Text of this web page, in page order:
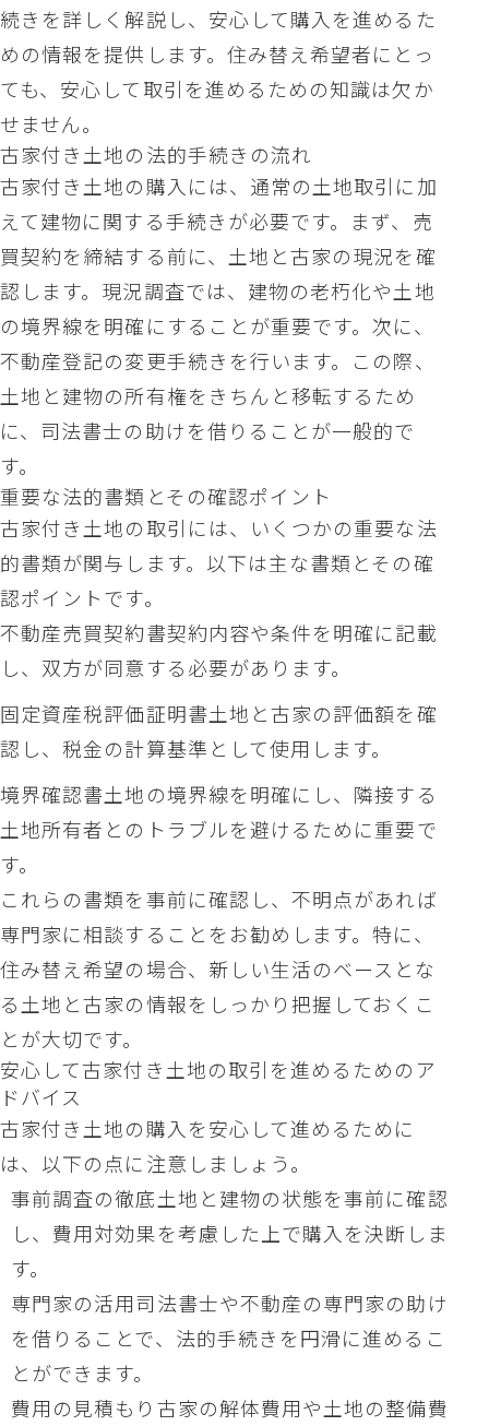
続きを詳しく解説し、安心して購入を進めるた
めの情報を提供します。住み替え希望者にとっ
ても、安心して取引を進めるための知識は欠か
せません。
古家付き土地の法的手続きの流れ
古家付き土地の購入には、通常の土地取引に加
えて建物に関する手続きが必要です。まず、売
買契約を締結する前に、土地と古家の現況を確
認します。現況調査では、建物の老朽化や土地
の境界線を明確にすることが重要です。次に、
不動産登記の変更手続きを行います。この際、
土地と建物の所有権をきちんと移転するため
に、司法書士の助けを借りることが一般的で
す。
重要な法的書類とその確認ポイント
古家付き土地の取引には、いくつかの重要な法
的書類が関与します。以下は主な書類とその確
認ポイントです。
不動産売買契約書契約内容や条件を明確に記載
し、双方が同意する必要があります。
固定資産税評価証明書土地と古家の評価額を確
認し、税金の計算基準として使用します。
境界確認書土地の境界線を明確にし、隣接する
土地所有者とのトラブルを避けるために重要で
す。
これらの書類を事前に確認し、不明点があれば
専門家に相談することをお勧めします。特に、
住み替え希望の場合、新しい生活のベースとな
る土地と古家の情報をしっかり把握しておくこ
とが大切です。
安心して古家付き土地の取引を進めるためのア
ドバイス
古家付き土地の購入を安心して進めるために
は、以下の点に注意しましょう。
事前調査の徹底土地と建物の状態を事前に確認
し、費用対効果を考慮した上で購入を決断しま
す。
専門家の活用司法書士や不動産の専門家の助け
を借りることで、法的手続きを円滑に進めるこ
とができます。
費用の見積もり古家の解体費用や土地の整備費